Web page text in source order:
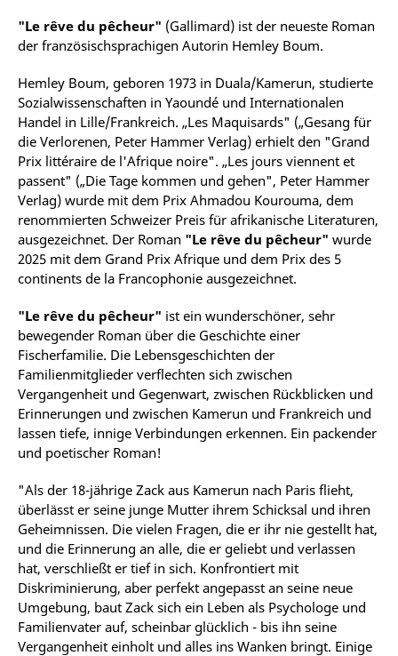
"Le rêve du pêcheur" (Gallimard) ist der neueste Roman
der französischsprachigen Autorin Hemley Boum.
Hemley Boum, geboren 1973 in Duala/Kamerun, studierte
Sozialwissenschaften in Yaoundé und Internationalen
Handel in Lille/Frankreich. „Les Maquisards" („Gesang für
die Verlorenen, Peter Hammer Verlag) erhielt den "Grand
Prix littéraire de l'Afrique noire". „Les jours viennent et
passent" („Die Tage kommen und gehen", Peter Hammer
Verlag) wurde mit dem Prix Ahmadou Kourouma, dem
renommierten Schweizer Preis für afrikanische Literaturen,
ausgezeichnet. Der Roman "Le rêve du pêcheur" wurde
2025 mit dem Grand Prix Afrique und dem Prix des 5
continents de la Francophonie ausgezeichnet.
"Le rêve du pêcheur" ist ein wunderschöner, sehr
bewegender Roman über die Geschichte einer
Fischerfamilie. Die Lebensgeschichten der
Familienmitglieder verflechten sich zwischen
Vergangenheit und Gegenwart, zwischen Rückblicken und
Erinnerungen und zwischen Kamerun und Frankreich und
lassen tiefe, innige Verbindungen erkennen. Ein packender
und poetischer Roman!
"Als der 18-jährige Zack aus Kamerun nach Paris flieht,
überlässt er seine junge Mutter ihrem Schicksal und ihren
Geheimnissen. Die vielen Fragen, die er ihr nie gestellt hat,
und die Erinnerung an alle, die er geliebt und verlassen
hat, verschließt er tief in sich. Konfrontiert mit
Diskriminierung, aber perfekt angepasst an seine neue
Umgebung, baut Zack sich ein Leben als Psychologe und
Familienvater auf, scheinbar glücklich - bis ihn seine
Vergangenheit einholt und alles ins Wanken bringt. Einige